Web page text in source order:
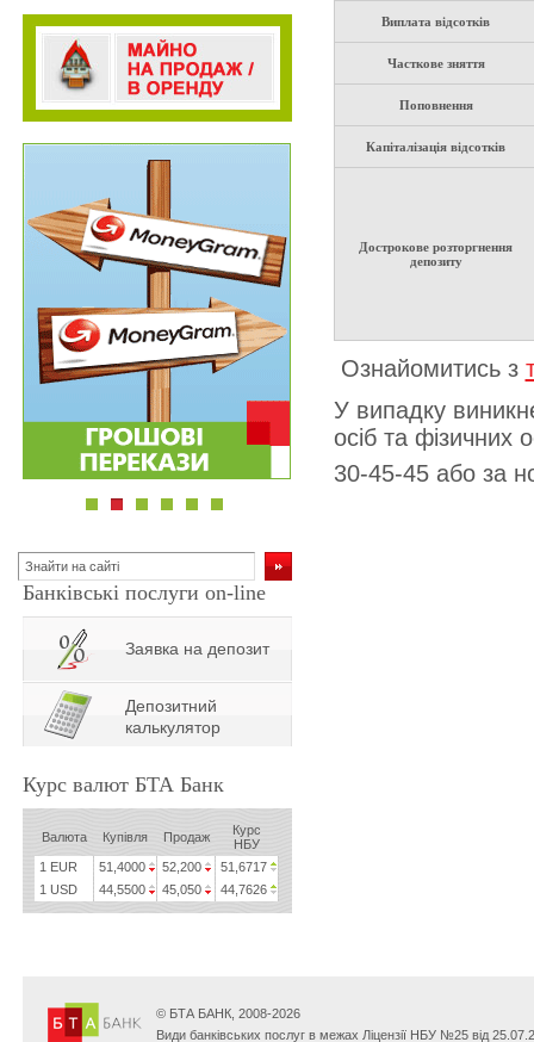
Банківські послуги on-line
Заявка на депозит
Депозитний
калькулятор
Курс валют БТА Банк
Валюта Купівля Продаж
Курс
НБУ
1 EUR
51,4000 52,200
51,6717
1 USD
44,5500 45,050 44,7626
Виплата відсотків
Часткове зняття
Поповнення
Капіталізація відсотків
Дострокове розторгнення
депозиту
Ознайомитись з
У випадку
осіб та фізичних
30-45-45 або за
© БТА БАНК, 2008-2026
Види банківських послуг в межах Ліцензії НБУ №25 від